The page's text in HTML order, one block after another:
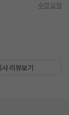
수정 요청
사 리뷰보기